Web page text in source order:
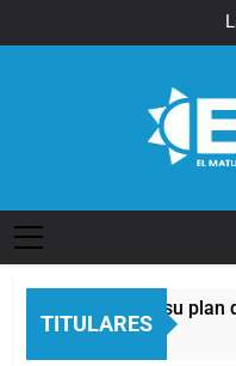
al
profundizan
TITULARES
profundizan su plan de